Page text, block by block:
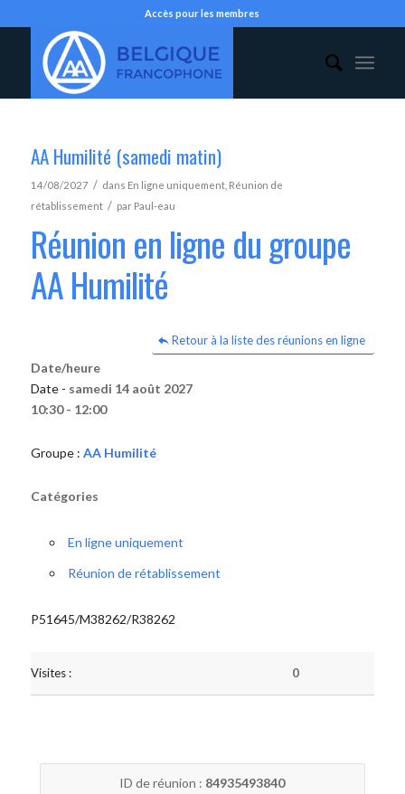
Accès pour les membres
AA Humilité (samedi matin)
14/08/2027 / dans En ligne uniquement, Réunion de
rétablissement / par Paul-eau
Réunion en ligne du groupe
AA Humilité
Retour à la liste des réunions en ligne
Date/heure
Date - samedi 14 août 2027
10:30 - 12:00
Groupe : AA Humilité
Catégories
En ligne uniquement
Réunion de rétablissement
P51645/M38262/R38262
Visites : 0
ID de réunion : 84935493840